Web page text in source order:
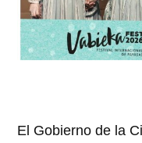
El Gobierno de la